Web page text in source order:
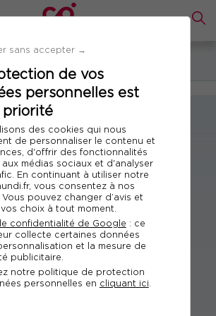
sans accepter →
de vos
personnelles est
des cookies qui nous
de personnaliser le contenu et
d'offrir des fonctionnalités
aux médias sociaux et d'analyser
En continuant à utiliser notre
vous consentez à nos
pouvez changer d’avis et
choix à tout moment.
confidentialité de Google : ce
collecte certaines données
et la mesure de
publicitaire.
notre politique de protection
personnelles en cliquant ici
formateurs